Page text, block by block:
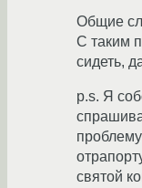
Общие
С таким
сидеть,
p.s. Я
святой